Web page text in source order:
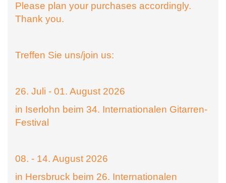
Please plan your purchases accordingly.
Thank you.
Treffen Sie uns/join us:
26. Juli - 01. August 2026
in Iserlohn beim 34. Internationalen Gitarren-
Festival
08. - 14. August 2026
in Hersbruck beim 26. Internationalen